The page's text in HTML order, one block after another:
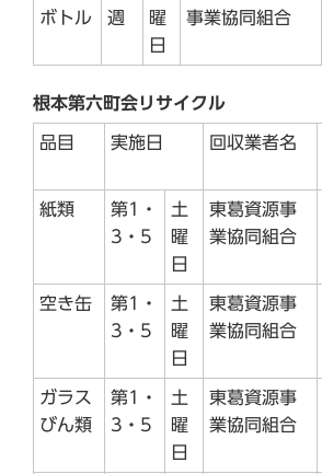
ボトル
週
曜
日
事業協同組合
根本第六町会リサイクル
品目 実施日 回収業者名
紙類
第1・
3・5
土
曜
日
東葛資源事
業協同組合
空き缶
第1・
3・5
土
曜
日
東葛資源事
業協同組合
ガラス
びん類
第1・
3・5
土
曜
日
東葛資源事
業協同組合